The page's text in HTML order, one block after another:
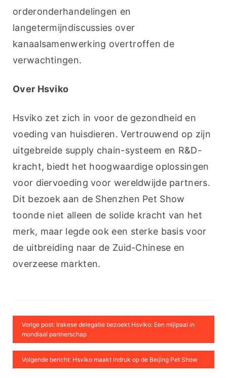
orderonderhandelingen en
langetermijndiscussies over
kanaalsamenwerking overtroffen de
verwachtingen.
Over Hsviko
Hsviko zet zich in voor de gezondheid en
voeding van huisdieren. Vertrouwend op zijn
uitgebreide supply chain-systeem en R&D-
kracht, biedt het hoogwaardige oplossingen
voor diervoeding voor wereldwijde partners.
Dit bezoek aan de Shenzhen Pet Show
toonde niet alleen de solide kracht van het
merk, maar legde ook een sterke basis voor
de uitbreiding naar de Zuid-Chinese en
overzeese markten.
Vorige post: Irakese delegatie bezoekt Hsviko: Een mijlpaal in
mondiaal partnerschap
Volgende bericht: Hsviko maakt indruk op de Beijing Pet Show